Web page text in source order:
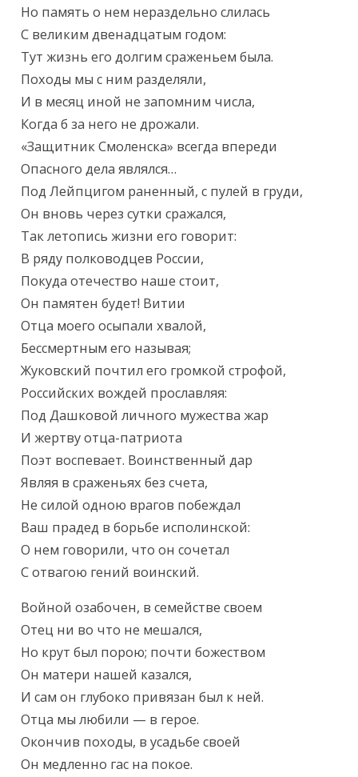
Но память о нем нераздельно слилась
С великим двенадцатым годом:
Тут жизнь его долгим сраженьем была.
Походы мы с ним разделяли,
И в месяц иной не запомним числа,
Когда б за него не дрожали.
«Защитник Смоленска» всегда впереди
Опасного дела являлся…
Под Лейпцигом раненный, с пулей в груди,
Он вновь через сутки сражался,
Так летопись жизни его говорит:
В ряду полководцев России,
Покуда отечество наше стоит,
Он памятен будет! Витии
Отца моего осыпали хвалой,
Бессмертным его называя;
Жуковский почтил его громкой строфой,
Российских вождей прославляя:
Под Дашковой личного мужества жар
И жертву отца-патриота
Поэт воспевает. Воинственный дар
Являя в сраженьях без счета,
Не силой одною врагов побеждал
Ваш прадед в борьбе исполинской:
О нем говорили, что он сочетал
С отвагою гений воинский.
Войной озабочен, в семействе своем
Отец ни во что не мешался,
Но крут был порою; почти божеством
Он матери нашей казался,
И сам он глубоко привязан был к ней.
Отца мы любили — в герое.
Окончив походы, в усадьбе своей
Он медленно гас на покое.